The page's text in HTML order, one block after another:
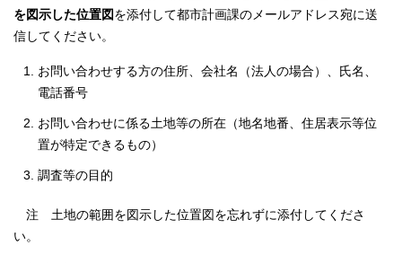
を図示した位置図 を添付して都市計画課のメールアドレス宛に送
信してください。
お問い合わせする方の住所、会社名（法人の場合）、氏名、
電話番号
お問い合わせに係る土地等の所在（地名地番、住居表示等位
置が特定できるもの）
調査等の目的
注 土地の範囲を図示した位置図を忘れずに添付してくださ
い。